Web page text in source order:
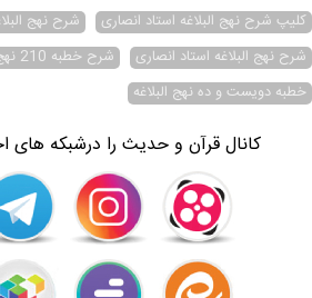
کلیپ شرح نهج البلاغه استاد انصاری
شرح نهج
شرح نهج البلاغه استاد انصاری
شرح خطبه 210 نهج البلاغه
خطبه دویست و ده نهج البلاغه
کانال قرآن و حدیث را درشبکه های